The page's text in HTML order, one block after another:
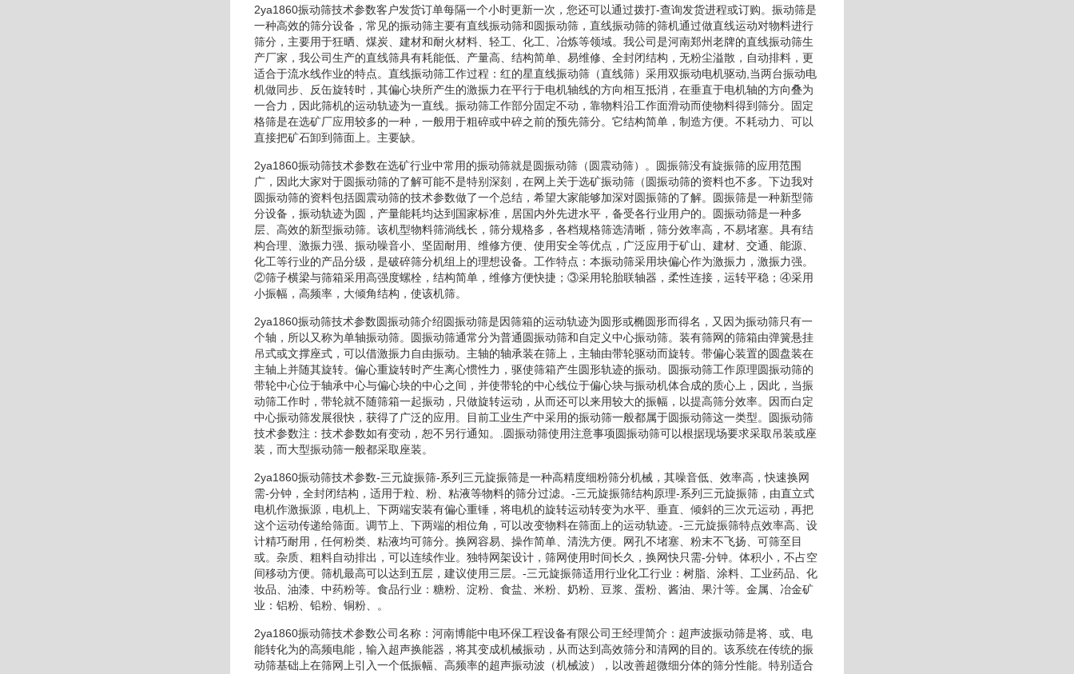
2ya1860振动筛技术参数客户发货订单每隔一个小时更新一次，您还可以通过拨打-查询发货进程或订购。振动筛是
一种高效的筛分设备，常见的振动筛主要有直线振动筛和圆振动筛，直线振动筛的筛机通过做直线运动对物料进行
筛分，主要用于狂晒、煤炭、建材和耐火材料、轻工、化工、冶炼等领域。我公司是河南郑州老牌的直线振动筛生
产厂家，我公司生产的直线筛具有耗能低、产量高、结构简单、易维修、全封闭结构，无粉尘溢散，自动排料，更
适合于流水线作业的特点。直线振动筛工作过程：红的星直线振动筛（直线筛）采用双振动电机驱动,当两台振动电
机做同步、反缶旋转时，其偏心块所产生的激振力在平行于电机轴线的方向相互抵消，在垂直于电机轴的方向叠为
一合力，因此筛机的运动轨迹为一直线。振动筛工作部分固定不动，靠物料沿工作面滑动而使物料得到筛分。固定
格筛是在选矿厂应用较多的一种，一般用于粗碎或中碎之前的预先筛分。它结构简单，制造方便。不耗动力、可以
直接把矿石卸到筛面上。主要缺。
2ya1860振动筛技术参数在选矿行业中常用的振动筛就是圆振动筛（圆震动筛）。圆振筛没有旋振筛的应用范围
广，因此大家对于圆振动筛的了解可能不是特别深刻，在网上关于选矿振动筛（圆振动筛的资料也不多。下边我对
圆振动筛的资料包括圆震动筛的技术参数做了一个总结，希望大家能够加深对圆振筛的了解。圆振筛是一种新型筛
分设备，振动轨迹为圆，产量能耗均达到国家标准，居国内外先进水平，备受各行业用户的。圆振动筛是一种多
层、高效的新型振动筛。该机型物料筛淌线长，筛分规格多，各档规格筛选清晰，筛分效率高，不易堵塞。具有结
构合理、激振力强、振动噪音小、坚固耐用、维修方便、使用安全等优点，广泛应用于矿山、建材、交通、能源、
化工等行业的产品分级，是破碎筛分机组上的理想设备。工作特点：本振动筛采用块偏心作为激振力，激振力强。
②筛子横梁与筛箱采用高强度螺栓，结构简单，维修方便快捷；③采用轮胎联轴器，柔性连接，运转平稳；④采用
小振幅，高频率，大倾角结构，使该机筛。
2ya1860振动筛技术参数圆振动筛介绍圆振动筛是因筛箱的运动轨迹为圆形或椭圆形而得名，又因为振动筛只有一
个轴，所以又称为单轴振动筛。圆振动筛通常分为普通圆振动筛和自定义中心振动筛。装有筛网的筛箱由弹簧悬挂
吊式或文撑座式，可以借激振力自由振动。主轴的轴承装在筛上，主轴由带轮驱动而旋转。带偏心装置的圆盘装在
主轴上并随其旋转。偏心重旋转时产生离心惯性力，驱使筛箱产生圆形轨迹的振动。圆振动筛工作原理圆振动筛的
带轮中心位于轴承中心与偏心块的中心之间，并使带轮的中心线位于偏心块与振动机体合成的质心上，因此，当振
动筛工作时，带轮就不随筛箱一起振动，只做旋转运动，从而还可以来用较大的振幅，以提高筛分效率。因而白定
中心振动筛发展很快，获得了广泛的应用。目前工业生产中采用的振动筛一般都属于圆振动筛这一类型。圆振动筛
技术参数注：技术参数如有变动，恕不另行通知。.圆振动筛使用注意事项圆振动筛可以根据现场要求采取吊装或座
装，而大型振动筛一般都采取座装。
2ya1860振动筛技术参数-三元旋振筛-系列三元旋振筛是一种高精度细粉筛分机械，其噪音低、效率高，快速换网
需-分钟，全封闭结构，适用于粒、粉、粘液等物料的筛分过滤。-三元旋振筛结构原理-系列三元旋振筛，由直立式
电机作激振源，电机上、下两端安装有偏心重锤，将电机的旋转运动转变为水平、垂直、倾斜的三次元运动，再把
这个运动传递给筛面。调节上、下两端的相位角，可以改变物料在筛面上的运动轨迹。-三元旋振筛特点效率高、设
计精巧耐用，任何粉类、粘液均可筛分。换网容易、操作简单、清洗方便。网孔不堵塞、粉末不飞扬、可筛至目
或。杂质、粗料自动排出，可以连续作业。独特网架设计，筛网使用时间长久，换网快只需-分钟。体积小，不占空
间移动方便。筛机最高可以达到五层，建议使用三层。-三元旋振筛适用行业化工行业：树脂、涂料、工业药品、化
妆品、油漆、中药粉等。食品行业：糖粉、淀粉、食盐、米粉、奶粉、豆浆、蛋粉、酱油、果汁等。金属、冶金矿
业：铝粉、铅粉、铜粉、。
2ya1860振动筛技术参数公司名称：河南博能中电环保工程设备有限公司王经理简介：超声波振动筛是将、或、电
能转化为的高频电能，输入超声换能器，将其变成机械振动，从而达到高效筛分和清网的目的。该系统在传统的振
动筛基础上在筛网上引入一个低振幅、高频率的超声振动波（机械波），以改善超微细分体的筛分性能。特别适合